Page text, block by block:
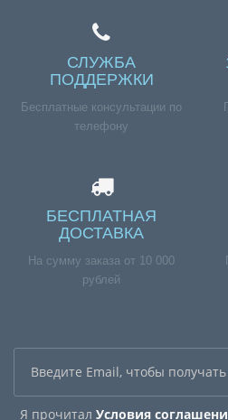
СЛУЖБА
ПОДДЕРЖКИ
Бесплатные консультации по
телефону
БЕСПЛАТНАЯ
ДОСТАВКА
На сумму заказа от 10 000
рублей
Я прочитал Условия